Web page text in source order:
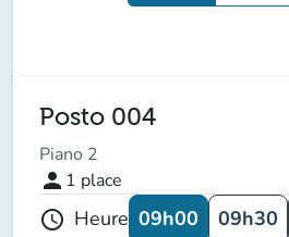
Posto 004
Piano 2
person 1 place
schedule Heure 09h00 09h30